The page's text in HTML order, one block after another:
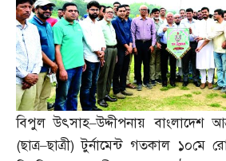
বিপুল উৎসাহ–উদ্দীপনায় বাংলাদেশ
(ছাত্র–ছাত্রী)টুর্নামেন্ট গতকাল ১০মে